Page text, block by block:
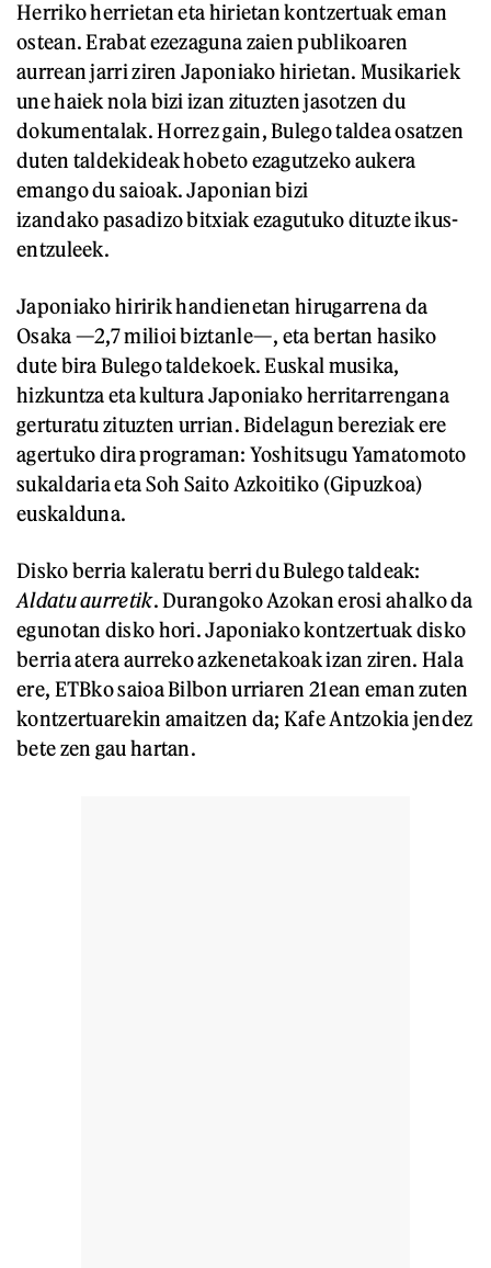
Herriko herrietan eta hirietan kontzertuak eman
ostean. Erabat ezezaguna zaien publikoaren
aurrean jarri ziren Japoniako hirietan. Musikariek
une haiek nola bizi izan zituzten jasotzen du
dokumentalak. Horrez gain, Bulego taldea osatzen
duten taldekideak hobeto ezagutzeko aukera
emango du saioak. Japonian bizi
izandako pasadizo bitxiak ezagutuko dituzte ikus-
entzuleek.
Japoniako hiririk handienetan hirugarrena da
Osaka —2,7 milioi biztanle—, eta bertan hasiko
dute bira Bulego taldekoek. Euskal musika,
hizkuntza eta kultura Japoniako herritarrengana
gerturatu zituzten urrian. Bidelagun bereziak ere
agertuko dira programan: Yoshitsugu Yamatomoto
sukaldaria eta Soh Saito Azkoitiko (Gipuzkoa)
euskalduna.
Disko berria kaleratu berri du Bulego taldeak:
Aldatu aurretik. Durangoko Azokan erosi ahalko da
egunotan disko hori. Japoniako kontzertuak disko
berria atera aurreko azkenetakoak izan ziren. Hala
ere, ETBko saioa Bilbon urriaren 21ean eman zuten
kontzertuarekin amaitzen da; Kafe Antzokia jendez
bete zen gau hartan.